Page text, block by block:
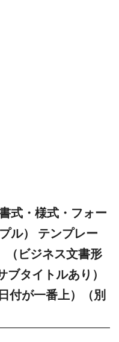
式・様式・フォー
ル） テンプレー
（ビジネス文書形
タイトルあり）
付が一番上）（別